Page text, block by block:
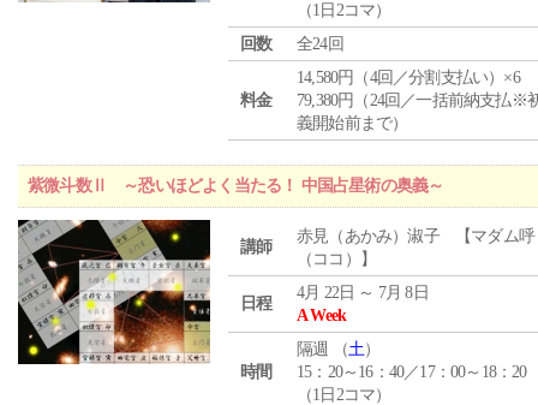
（1日2コマ）
回数
全24回
料金
14,580円（4回／分割支払い）×6
79,380円（24回／一括前納支払※
義開始前まで）
紫微斗数Ⅱ ～恐いほどよく当たる！ 中国占星術の奥義～
講師
赤見（あかみ）淑子 【マダム呼
（ココ）】
日程
4月 22日 ～ 7月 8日
A Week
時間
隔週 （土）
15：20～16：40／17：00～18：20
（1日2コマ）